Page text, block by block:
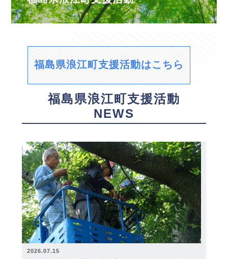
福島県浪江町支援活動はこちら
福島県浪江町支援活動
NEWS
2026.07.15